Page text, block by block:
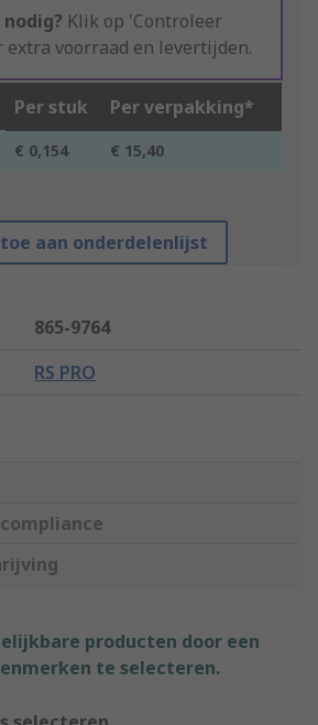
Klik op 'Controleer
extra voorraad en levertijden.
Per stuk Per verpakking*
€ 0,154 € 15,40
aan onderdelenlijst
865-9764
RS PRO
producten door een
te selecteren.